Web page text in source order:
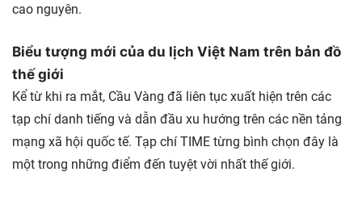
cao nguyên.
Biểu tượng mới của du lịch Việt Nam trên bản đồ
thế giới
Kể từ khi ra mắt, Cầu Vàng đã liên tục xuất hiện trên các
tạp chí danh tiếng và dẫn đầu xu hướng trên các nền tảng
mạng xã hội quốc tế. Tạp chí TIME từng bình chọn đây là
một trong những điểm đến tuyệt vời nhất thế giới.